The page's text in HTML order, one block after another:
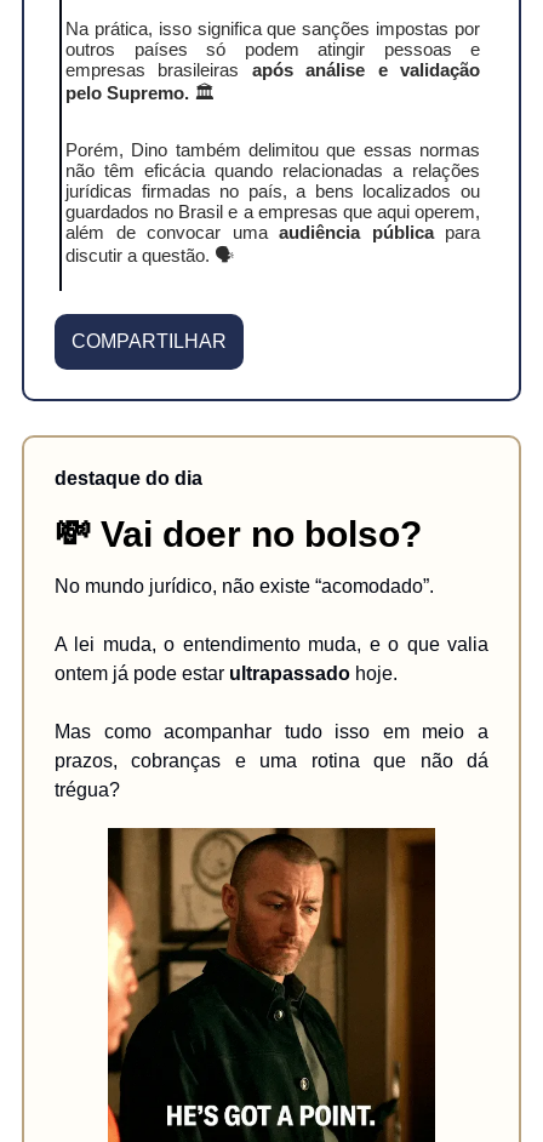
Na prática, isso significa que sanções impostas por
outros países só podem atingir pessoas e
empresas brasileiras após análise e validação
pelo Supremo. 🏛️
Porém, Dino também delimitou que essas normas
não têm eficácia quando relacionadas a relações
jurídicas firmadas no país, a bens localizados ou
guardados no Brasil e a empresas que aqui operem,
além de convocar uma audiência públicapara
discutir a questão. 🗣️
COMPARTILHAR
destaque do dia
💸 Vai doer no bolso?
No mundo jurídico, não existe “acomodado”.
A lei muda, o entendimento muda, e o que valia
ontem já pode estar ultrapassado hoje.
Mas como acompanhar tudo isso em meio a
prazos, cobranças e uma rotina que não dá
trégua?